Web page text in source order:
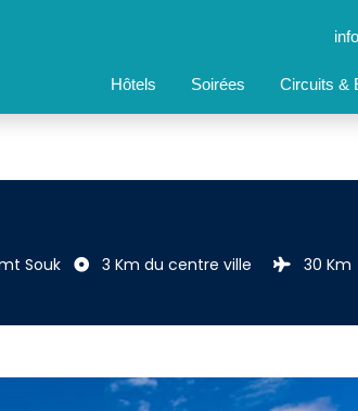
Hôtels Soirées Circuits &
Souk 3 Km du centre ville
30 Km